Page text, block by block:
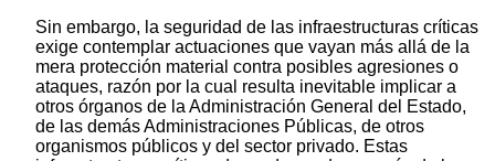
Sin embargo, la seguridad de las infraestructuras críticas
exige contemplar actuaciones que vayan más allá de la
mera protección material contra posibles agresiones o
ataques, razón por la cual resulta inevitable implicar a
otros órganos de la Administración General del Estado,
de las demás Administraciones Públicas, de otros
organismos públicos y del sector privado. Estas